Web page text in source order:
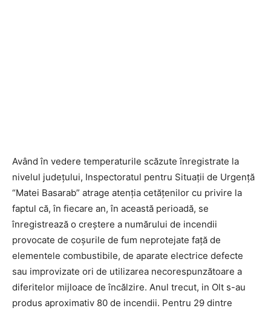
Având în vedere temperaturile scăzute înregistrate la
nivelul județului, Inspectoratul pentru Situaţii de Urgenţă
“Matei Basarab” atrage atenția cetățenilor cu privire la
faptul că, în fiecare an, în această perioadă, se
înregistrează o creștere a numărului de incendii
provocate de coşurile de fum neprotejate faţă de
elementele combustibile, de aparate electrice defecte
sau improvizate ori de utilizarea necorespunzătoare a
diferitelor mijloace de încălzire. Anul trecut, in Olt s-au
produs aproximativ 80 de incendii. Pentru 29 dintre